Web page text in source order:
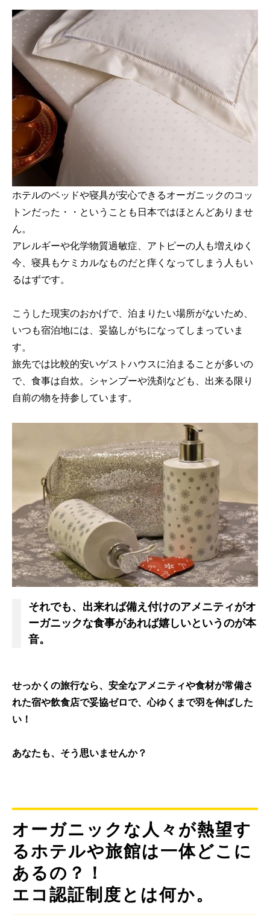
ホテルのベッドや寝具が安心できるオーガニックのコッ
トンだった・・ということも日本ではほとんどありませ
ん。
アレルギーや化学物質過敏症、アトピーの人も増えゆく
今、寝具もケミカルなものだと痒くなってしまう人もい
るはずです。
こうした現実のおかげで、泊まりたい場所がないため、
いつも宿泊地には、妥協しがちになってしまっていま
す。
旅先では比較的安いゲストハウスに泊まることが多いの
で、食事は自炊。シャンプーや洗剤なども、出来る限り
自前の物を持参しています。
それでも、出来れば備え付けのアメニティがオ
ーガニックな食事があれば嬉しいというのが本
音。
せっかくの旅行なら、安全なアメニティや食材が常備さ
れた宿や飲食店で妥協ゼロで、心ゆくまで羽を伸ばした
い！
あなたも、そう思いませんか？
オーガニックな人々が熱望す
るホテルや旅館は一体どこに
あるの？！
エコ認証制度とは何か。